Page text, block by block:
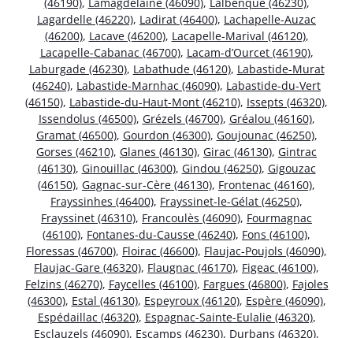
Lagardelle (46220), Ladirat (46400), Lachapelle-Auzac
(46200), Lacave (46200), Lacapelle-Marival (46120),
Lacapelle-Cabanac (46700), Lacam-d’Ourcet (46190),
Laburgade (46230), Labathude (46120), Labastide-Murat
(46240), Labastide-Marnhac (46090), Labastide-du-Vert
(46150), Labastide-du-Haut-Mont (46210), Issepts (46320),
Issendolus (46500), Grézels (46700), Gréalou (46160),
Gramat (46500), Gourdon (46300), Goujounac (46250),
Gorses (46210), Glanes (46130), Girac (46130), Gintrac
(46130), Ginouillac (46300), Gindou (46250), Gigouzac
(46150), Gagnac-sur-Cère (46130), Frontenac (46160),
Frayssinhes (46400), Frayssinet-le-Gélat (46250),
Frayssinet (46310), Francoulès (46090), Fourmagnac
(46100), Fontanes-du-Causse (46240), Fons (46100),
Floressas (46700), Floirac (46600), Flaujac-Poujols (46090),
Flaujac-Gare (46320), Flaugnac (46170), Figeac (46100),
Felzins (46270), Faycelles (46100), Fargues (46800), Fajoles
(46300), Estal (46130), Espeyroux (46120), Espère (46090),
Espédaillac (46320), Espagnac-Sainte-Eulalie (46320),
Esclauzels (46090), Escamps (46230), Durbans (46320),